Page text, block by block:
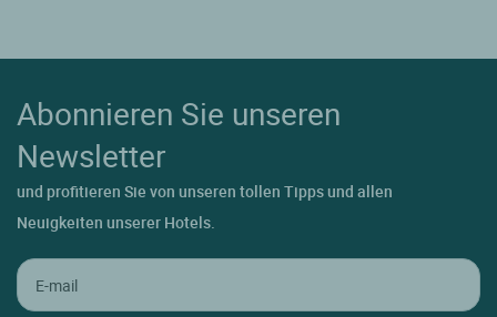
Abonnieren Sie unseren
Newsletter
und profitieren Sie von unseren tollen Tipps und allen
Neuigkeiten unserer Hotels.